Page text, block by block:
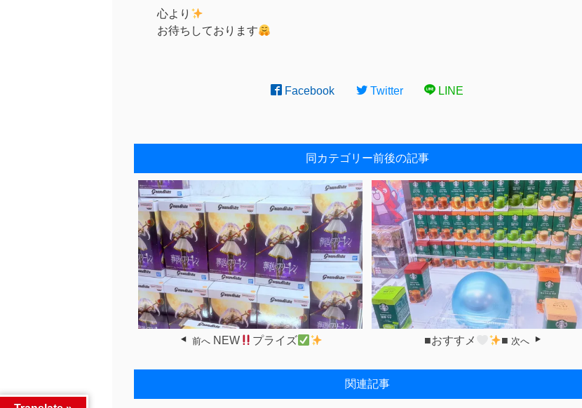
心より
お待ちしております︎
Facebook Twitter LINE
同カテゴリー前後の記事
前へ NEW プライズ ■おすすメ‎ ■ 次へ
関連記事